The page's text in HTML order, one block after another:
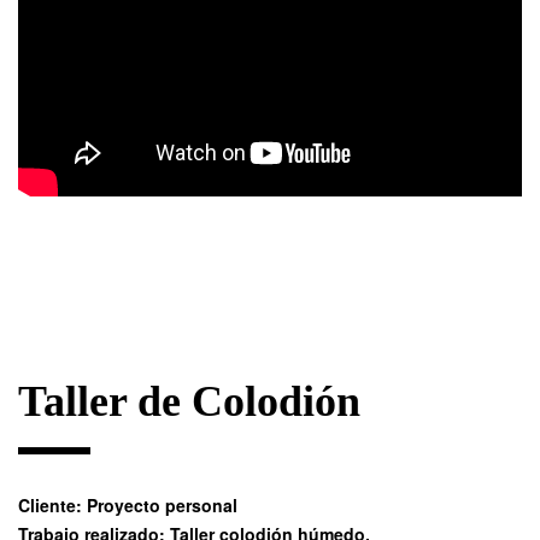
Taller de Colodión
Cliente: Proyecto personal
Trabajo realizado: Taller colodión húmedo.